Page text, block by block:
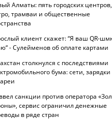
Алматы: пять городских центров,
трамваи и общественные
клиент скажет: “Я ваш QR-
- Сулейменов об оплате картами
столкнулся с последствиями
бума: сети, зарядки
санкции против оператора
сервис ограничил денежные
в ряде стран